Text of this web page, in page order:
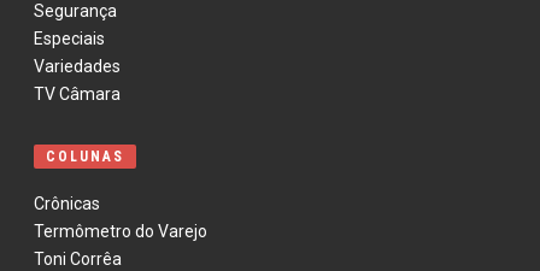
Segurança
Especiais
Variedades
TV Câmara
COLUNAS
Crônicas
Termômetro do Varejo
Toni Corrêa